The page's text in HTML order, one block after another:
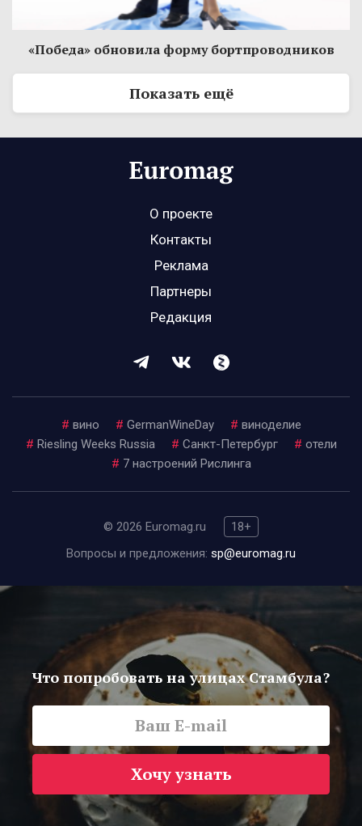
«Победа» обновила форму бортпроводников
Показать ещё
О проекте
Контакты
Реклама
Партнеры
Редакция
# вино # GermanWineDay # виноделие
# Riesling Weeks Russia # Санкт-Петербург # отели
# 7 настроений Рислинга
© 2026 Euromag.ru
18+
Вопросы и предложения: sp@euromag.ru
Что попробовать на улицах Стамбула?
Хочу узнать